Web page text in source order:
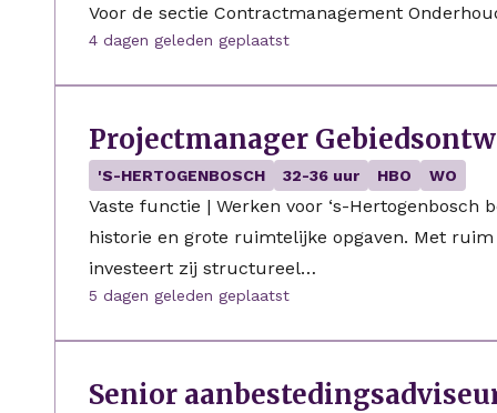
Voor de sectie Contractmanagement
4 dagen geleden geplaatst
Projectmanager
'S-HERTOGENBOSCH 32-36 uur HBO WO
Vaste functie | Werken voor ‘s-
historie en grote ruimtelijke opgaven. Met
investeert zij structureel…
5 dagen geleden geplaatst
Senior